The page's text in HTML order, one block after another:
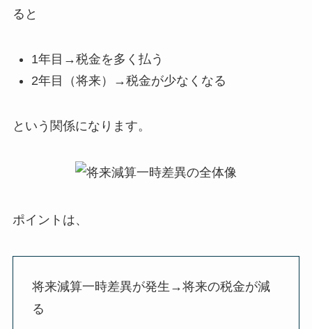
ると
1年目→税金を多く払う
2年目（将来）→税金が少なくなる
という関係になります。
ポイントは、
将来減算一時差異が発生→将来の税金が減
る